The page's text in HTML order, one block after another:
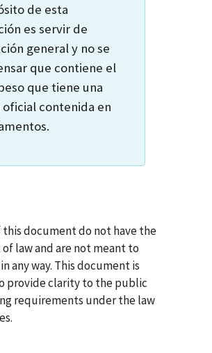
de esta
es servir de
general y no se
que contiene el
que tiene una
contenida en
document do not have the
law and are not meant to
any way. This document is
provide clarity to the public
requirements under the law